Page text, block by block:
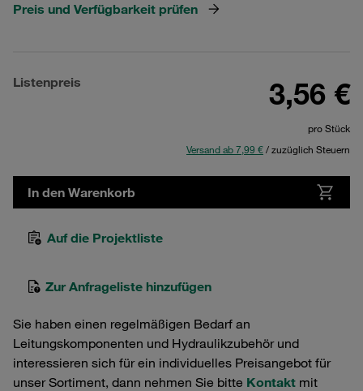
Preis und Verfügbarkeit prüfen
Listenpreis 3,56 €
pro Stück
Versand ab 7,99 €/ zuzüglich Steuern
In den Warenkorb
Auf die Projektliste
Zur Anfrageliste hinzufügen
Sie haben einen regelmäßigen Bedarf an
Leitungskomponenten und Hydraulikzubehör und
interessieren sich für ein individuelles Preisangebot für
unser Sortiment, dann nehmen Sie bitte Kontakt mit